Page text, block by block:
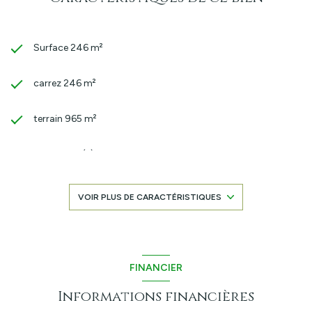
sont disponibles sur le site Géorisques.
Surface 246 m²
carrez 246 m²
terrain 965 m²
7 chambre(s)
6 garage(s)
VOIR PLUS DE CARACTÉRISTIQUES
FINANCIER
Informations financières